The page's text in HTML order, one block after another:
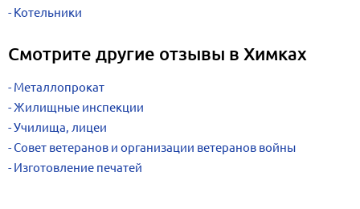
Котельники
Смотрите другие отзывы в Химках
Металлопрокат
Жилищные инспекции
Училища, лицеи
Совет ветеранов и организации ветеранов войны
Изготовление печатей